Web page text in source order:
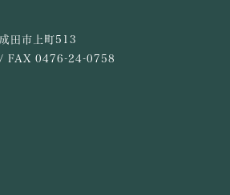
田市上町513
/ FAX 0476-24-0758